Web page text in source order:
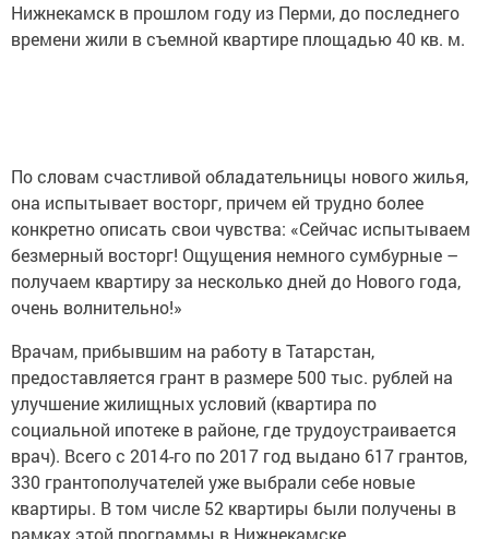
Нижнекамск в прошлом году из Перми, до последнего
времени жили в съемной квартире площадью 40 кв. м.
По словам счастливой обладательницы нового жилья,
она испытывает восторг, причем ей трудно более
конкретно описать свои чувства: «Сейчас испытываем
безмерный восторг! Ощущения немного сумбурные –
получаем квартиру за несколько дней до Нового года,
очень волнительно!»
Врачам, прибывшим на работу в Татарстан,
предоставляется грант в размере 500 тыс. рублей на
улучшение жилищных условий (квартира по
социальной ипотеке в районе, где трудоустраивается
врач). Всего с 2014-го по 2017 год выдано 617 грантов,
330 грантополучателей уже выбрали себе новые
квартиры. В том числе 52 квартиры были получены в
рамках этой программы в Нижнекамске.